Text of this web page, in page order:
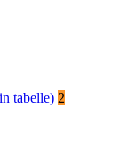
tabelle) 2